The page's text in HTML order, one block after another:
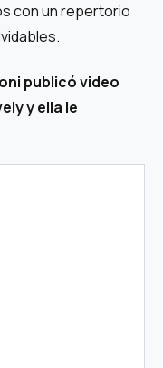
con un repertorio
publicó video
y ella le